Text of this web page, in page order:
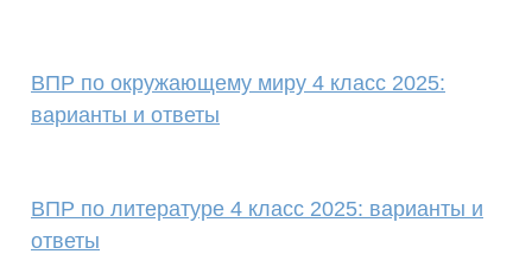
ВПР по окружающему миру 4 класс 2025:
варианты и ответы
ВПР по литературе 4 класс 2025: варианты и
ответы